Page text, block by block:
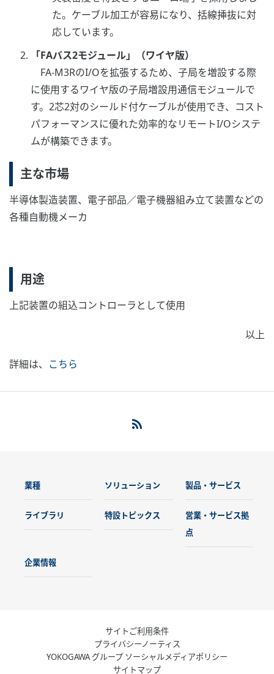
た。ケーブル加工が容易になり、括線挿抜に対
応しています。
「FAバス2モジュール」（ワイヤ版）
FA-M3RのI/Oを拡張するため、子局を増設する際
に使用するワイヤ版の子局増設用通信モジュールで
す。2芯2対のシールド付ケーブルが使用でき、コスト
パフォーマンスに優れた効率的なリモートI/Oシステ
ムが構築できます。
主な市場
半導体製造装置、電子部品／電子機器組み立て装置などの
各種自動機メーカ
用途
上記装置の組込コントローラとして使用
以上
詳細は、 こちら
業種 ソリューション 製品・サービス
ライブラリ 特設トピックス
営業・サービス拠
点
企業情報
サイトご利用条件
プライバシーノーティス
YOKOGAWA グループ ソーシャルメディアポリシー
サイトマップ